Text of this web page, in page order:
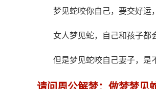
梦见蛇咬你自己，要交好运
女人梦见蛇，自己和孩子都
但是梦见蛇咬自己妻子，是